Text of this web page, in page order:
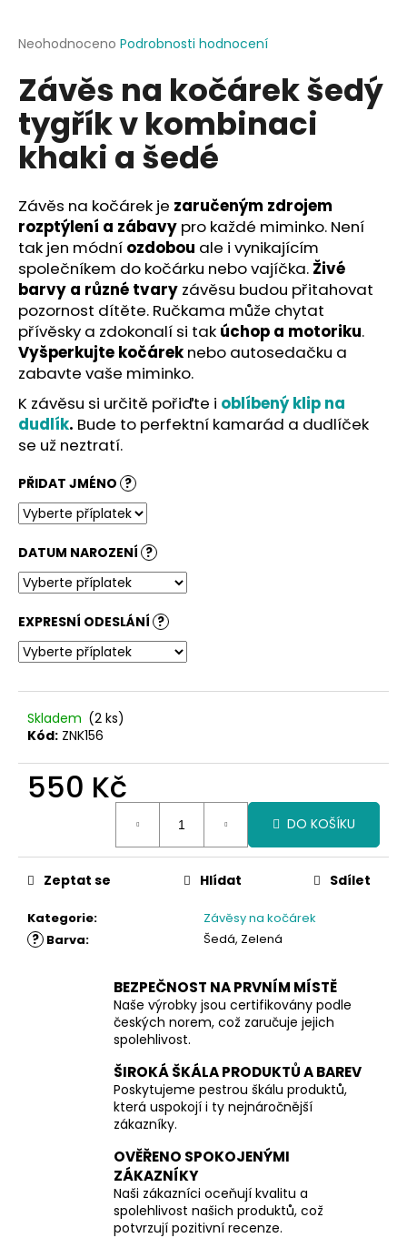
Průměrné
produktu
je
0,0
z
5
hvězdiček.
Neohodnoceno Podrobnosti hodnocení
Závěs na kočárek šedý
tygřík v kombinaci
khaki a šedé
Závěs na kočárek je zaručeným zdrojem
rozptýlení a zábavy pro každé miminko. Není
tak jen módní ozdobou ale i vynikajícím
společníkem do kočárku nebo vajíčka. Živé
barvy a různé tvary závěsu budou přitahovat
pozornost dítěte. Ručkama může chytat
přívěsky a zdokonalí si tak úchop a motoriku.
Vyšperkujte kočárek nebo autosedačku a
zabavte vaše miminko.
K závěsu si určitě pořiďte i oblíbený klip na
dudlík. Bude to perfektní kamarád a dudlíček
se už neztratí.
PŘIDAT JMÉNO ?
DATUM NAROZENÍ ?
EXPRESNÍ ODESLÁNÍ ?
Skladem (2 ks)
Kód: ZNK156
550 Kč
DO KOŠÍKU
Kategorie: Závěsy na kočárek
? Barva: Šedá, Zelená
Zeptat se Hlídat Sdílet
BEZPEČNOST NA PRVNÍM MÍSTĚ
Naše výrobky jsou certifikovány podle
českých norem, což zaručuje jejich
spolehlivost.
ŠIROKÁ ŠKÁLA PRODUKTŮ A BAREV
Poskytujeme pestrou škálu produktů,
která uspokojí i ty nejnáročnější
zákazníky.
OVĚŘENO SPOKOJENÝMI
ZÁKAZNÍKY
Naši zákazníci oceňují kvalitu a
spolehlivost našich produktů, což
potvrzují pozitivní recenze.
j
t
?
HLEDAT
D
o
p
o
r
č
u
j
m
e